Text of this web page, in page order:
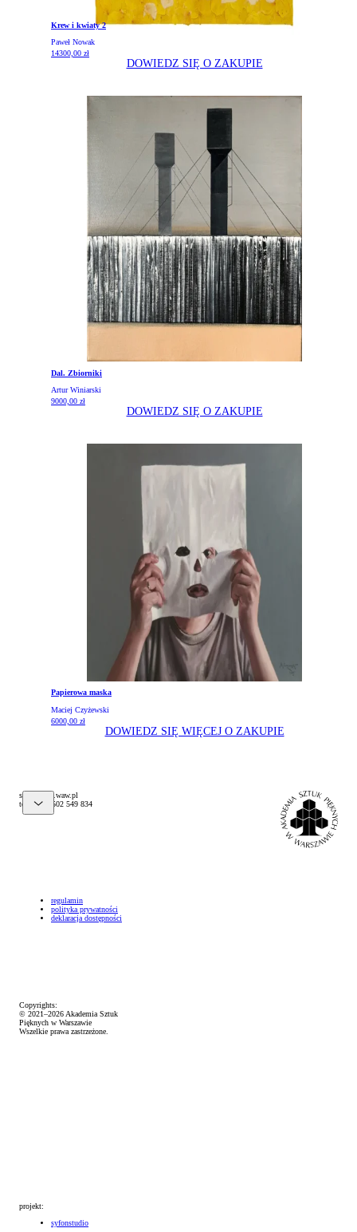
Krew i kwiaty 2
Paweł Nowak
14300,00 zł
DOWIEDZ SIĘ O ZAKUPIE
Dal. Zbiorniki
Artur Winiarski
9000,00 zł
DOWIEDZ SIĘ O ZAKUPIE
Papierowa maska
Maciej Czyżewski
6000,00 zł
DOWIEDZ SIĘ WIĘCEJ O ZAKUPIE
Copyrights:
© 2021–2026 Akademia Sztuk
Pięknych w Warszawie
Wszelkie prawa zastrzeżone.
regulamin
polityka prywatności
deklaracja dostępności
projekt:
syfonstudio
lp.waw.psa
@pelks
tel. (+48) 502 549 834